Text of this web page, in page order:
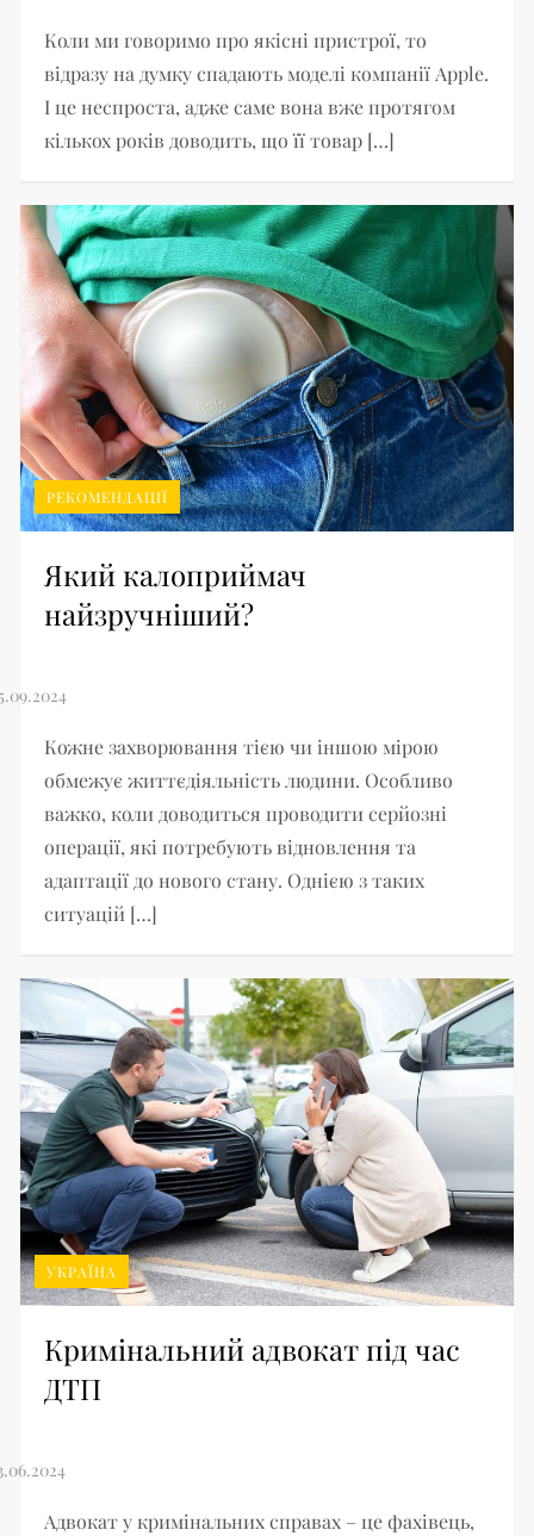
Коли ми говоримо про якісні пристрої, то
відразу на думку спадають моделі компанії Apple.
І це неспроста, адже саме вона вже протягом
кількох років доводить, що її товар […]
РЕКОМЕНДАЦІЇ
Який калоприймач
найзручніший?
Кожне захворювання тією чи іншою мірою
обмежує життєдіяльність людини. Особливо
важко, коли доводиться проводити серйозні
операції, які потребують відновлення та
адаптації до нового стану. Однією з таких
ситуацій […]
УКРАЇНА
Кримінальний адвокат під час
ДТП
Адвокат у кримінальних справах – це фахівець,